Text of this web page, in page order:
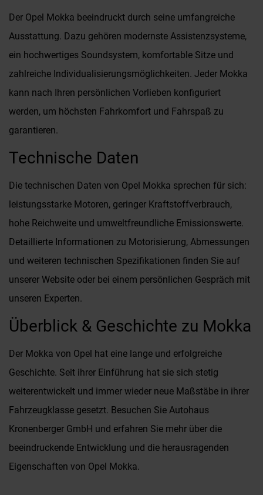
Der Opel Mokka beeindruckt durch seine umfangreiche
Ausstattung. Dazu gehören modernste Assistenzsysteme,
ein hochwertiges Soundsystem, komfortable Sitze und
zahlreiche Individualisierungsmöglichkeiten. Jeder Mokka
kann nach Ihren persönlichen Vorlieben konfiguriert
werden, um höchsten Fahrkomfort und Fahrspaß zu
garantieren.
Technische Daten
Die technischen Daten von Opel Mokka sprechen für sich:
leistungsstarke Motoren, geringer Kraftstoffverbrauch,
hohe Reichweite und umweltfreundliche Emissionswerte.
Detaillierte Informationen zu Motorisierung, Abmessungen
und weiteren technischen Spezifikationen finden Sie auf
unserer Website oder bei einem persönlichen Gespräch mit
unseren Experten.
Überblick & Geschichte zu Mokka
Der Mokka von Opel hat eine lange und erfolgreiche
Geschichte. Seit ihrer Einführung hat sie sich stetig
weiterentwickelt und immer wieder neue Maßstäbe in ihrer
Fahrzeugklasse gesetzt. Besuchen Sie Autohaus
Kronenberger GmbH und erfahren Sie mehr über die
beeindruckende Entwicklung und die herausragenden
Eigenschaften von Opel Mokka.